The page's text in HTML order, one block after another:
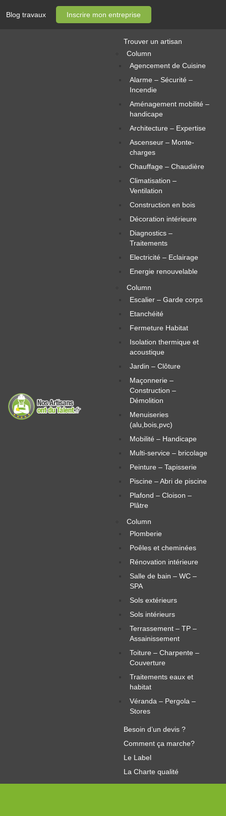
Blog travaux Inscrire mon entreprise
Trouver un artisan
Column
Agencement de Cuisine
Alarme – Sécurité –
Incendie
Aménagement mobilité –
handicape
Architecture – Expertise
Ascenseur – Monte-
charges
Chauffage – Chaudière
Climatisation –
Ventilation
Construction en bois
Décoration intérieure
Diagnostics –
Traitements
Electricité – Eclairage
Energie renouvelable
Column
Escalier – Garde corps
Etanchéité
Fermeture Habitat
Isolation thermique et
acoustique
Jardin – Clôture
Maçonnerie –
Construction –
Démolition
Menuiseries
(alu,bois,pvc)
Mobilité – Handicape
Multi-service – bricolage
Peinture – Tapisserie
Piscine – Abri de piscine
Plafond – Cloison –
Plâtre
Column
Plomberie
Poêles et cheminées
Rénovation intérieure
Salle de bain – WC –
SPA
Sols extérieurs
Sols intérieurs
Terrassement – TP –
Assainissement
Toiture – Charpente –
Couverture
Traitements eaux et
habitat
Véranda – Pergola –
Stores
Besoin d’un devis ?
Comment ça marche?
Le Label
La Charte qualité